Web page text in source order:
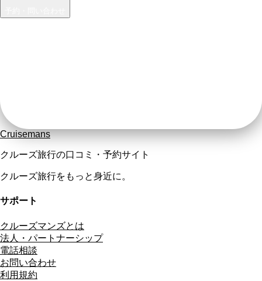
Cruisemans
クルーズ旅行の口コミ・予約サイト
クルーズ旅行をもっと身近に。
サポート
クルーズマンズとは
法人・パートナーシップ
電話相談
お問い合わせ
利用規約